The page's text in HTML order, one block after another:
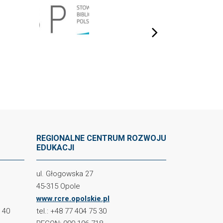
next
40
REGIONALNE CENTRUM ROZWOJU
EDUKACJI
ul. Głogowska 27
45-315 Opole
www.rcre.opolskie.pl
tel.: +48 77 404 75 30